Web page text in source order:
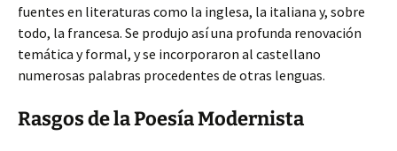
fuentes en literaturas como la inglesa, la italiana y, sobre
todo, la francesa. Se produjo así una profunda renovación
temática y formal, y se incorporaron al castellano
numerosas palabras procedentes de otras lenguas.
Rasgos de la Poesía Modernista